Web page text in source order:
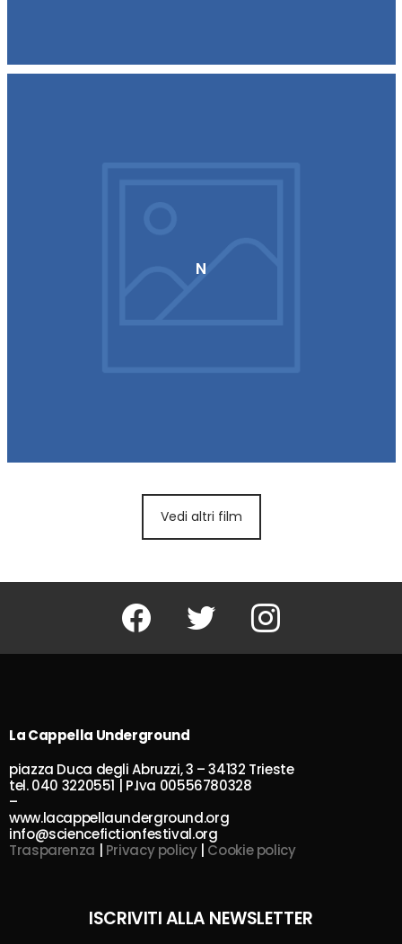
N
Vedi altri film
Facebook Twitter Instagram
La Cappella Underground
piazza Duca degli Abruzzi, 3 – 34132 Trieste
tel. 040 3220551 | P.Iva 00556780328
–
www.lacappellaunderground.org
info@sciencefictionfestival.org
Trasparenza | Privacy policy| Cookie policy
ISCRIVITI ALLA NEWSLETTER